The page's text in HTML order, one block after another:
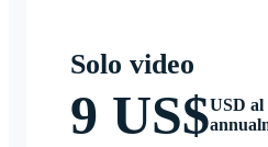
Solo video
9 US$USD al